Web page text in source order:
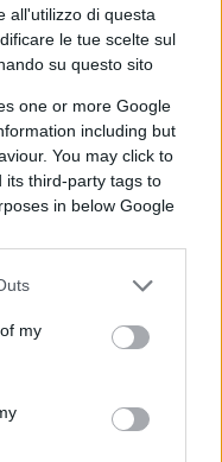
all'utilizzo di questa
le tue scelte sul
su questo sito
one or more Google
including but
You may click to
its third-party tags to
in below Google
my
politica
bloccare gli accessi
pugni e oggetti
accompagnati
non sono
dall’università!”.
lavorato per
l’incontro
le difficoltà
sebbene in